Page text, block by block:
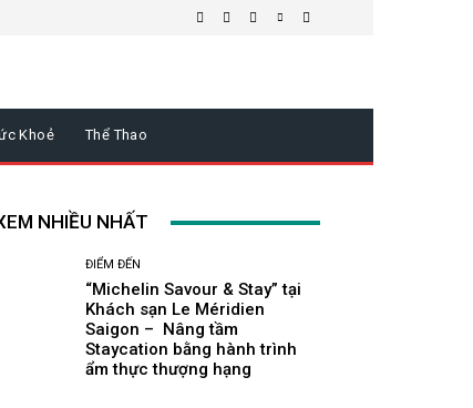
Khoẻ Thể Thao
NHIỀU NHẤT
ĐIỂM ĐẾN
“Michelin Savour & Stay” tại
Khách sạn Le Méridien
Saigon – Nâng tầm
Staycation bằng hành trình
ẩm thực thượng hạng